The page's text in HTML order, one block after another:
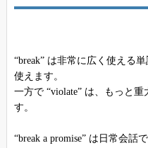
“break” は非常に広く使える
使えます。
一方で “violate” は、もっと
す。
“break a promise” は日常会話